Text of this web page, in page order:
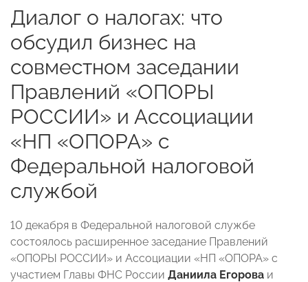
Диалог о налогах: что
обсудил бизнес на
совместном заседании
Правлений «ОПОРЫ
РОССИИ» и Ассоциации
«НП «ОПОРА» с
Федеральной налоговой
службой
10 декабря в Федеральной налоговой службе
состоялось расширенное заседание Правлений
«ОПОРЫ РОССИИ» и Ассоциации «НП «ОПОРА» с
участием Главы ФНС России Даниила Егорова и